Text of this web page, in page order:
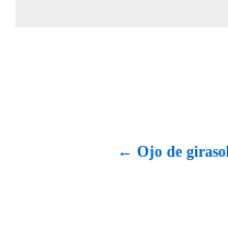
← Ojo de girasol